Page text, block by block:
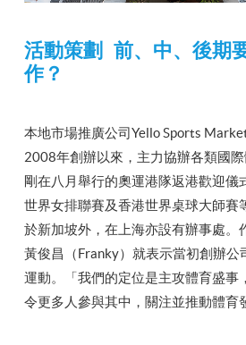
活動策劃 前、中、後期
作？
本地市場推廣公司Yello Sports
2008年創辦以來，主力協辦各類國
剛在八月舉行的奧運港隊返港歡迎儀
世界女排聯賽及香港世界桌球大師賽
於新加坡外，在上海亦設有辦事處。
黃俊昌（Franky）就表示當初創辦公
運動。「我們的定位是主攻體育盛事
令更多人參與其中，關注並推動體育